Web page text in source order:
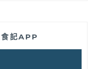
記APP